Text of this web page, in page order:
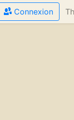
Connexion